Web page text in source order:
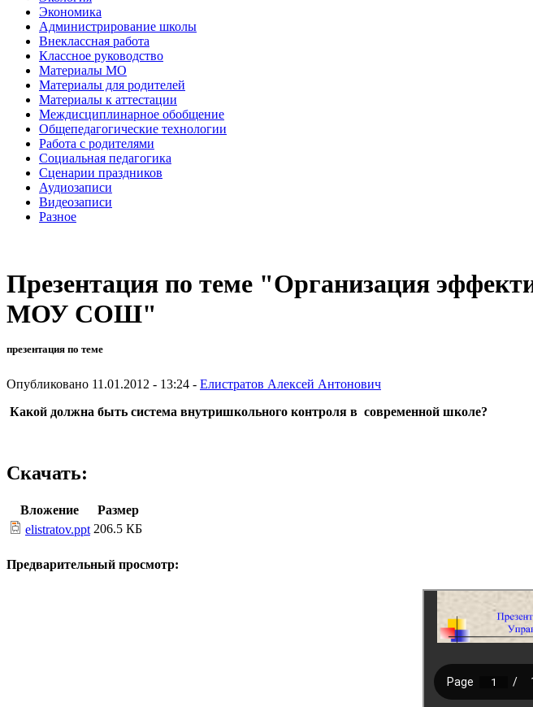
Экономика
Администрирование школы
Внеклассная работа
Классное руководство
Материалы МО
Материалы для родителей
Материалы к аттестации
Междисциплинарное обобщение
Общепедагогические технологии
Работа с родителями
Социальная педагогика
Сценарии праздников
Аудиозаписи
Видеозаписи
Разное
Презентация по теме "Организация
МОУ СОШ"
презентация по теме
Опубликовано 11.01.2012 - 13:24 - Елистратов Алексей Антонович
Какой должна быть система внутришкольного контроля в современной школе?
Скачать:
Вложение
Размер
elistratov.ppt 206.5 КБ
Предварительный просмотр: